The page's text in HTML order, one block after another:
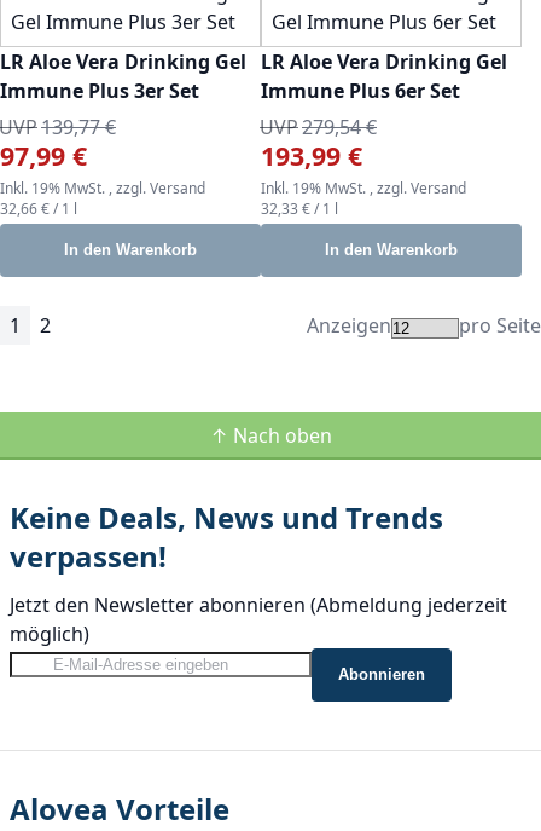
LR Aloe Vera Drinking Gel
Immune Plus 3er Set
UVP139,77 €
Sonderangebot
97,99 €
Inkl. 19% MwSt. ,zzgl.Versand
32,66 €/ 1 l
In den Warenkorb
LR Aloe Vera Drinking Gel
Immune Plus 6er Set
UVP279,54 €
Sonderangebot
193,99 €
Inkl. 19% MwSt. ,zzgl.Versand
32,33 €/ 1 l
In den Warenkorb
Seite
Sie lesen gerade Seite
1 Seite
2 Anzeigen pro Seite
↑ Nach oben
Keine Deals, News und Trends
verpassen!
Jetzt den Newsletter abonnieren (Abmeldung jederzeit
möglich)
Anmeldung zum Newsletter:
Abonnieren
Alovea Vorteile